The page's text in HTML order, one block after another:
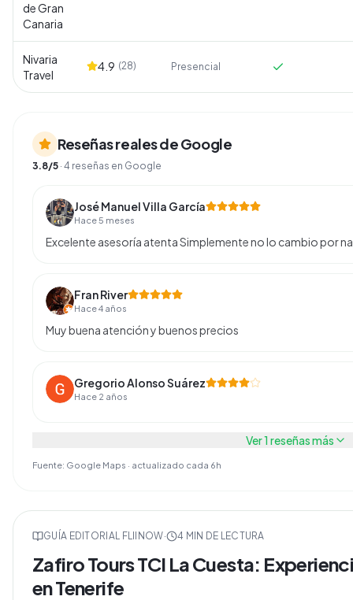
de Gran
Canaria
Nivaria
Travel
4.9 (28) Presencial
Reseñas reales de Google
3.8/5 · 4 reseñas en Google
José Manuel Villa García
Hace 5 meses
Excelente asesoría atenta Simplemente no lo cambio por
Fran River
Hace 4 años
Muy buena atención y buenos precios
Gregorio Alonso Suárez
Hace 2 años
Ver1 reseñas más
Fuente: Google Maps · actualizado cada 6h
GUÍA EDITORIAL FLIINOW· 4 MIN DE LECTURA
Zafiro Tours TCI La Cuesta:
en Tenerife